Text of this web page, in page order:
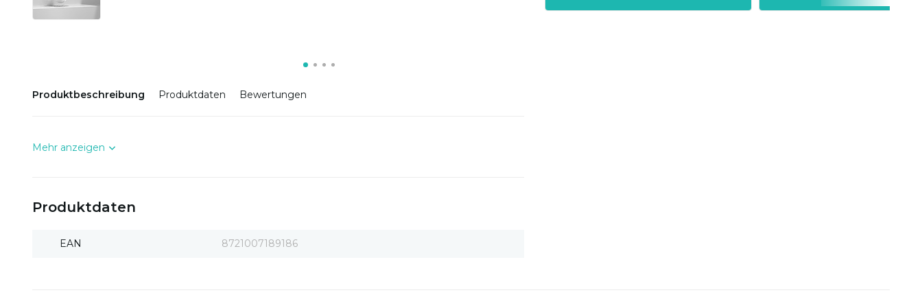
Produktbeschreibung Produktdaten Bewertungen
Mehr anzeigen
Produktdaten
EAN 8721007189186